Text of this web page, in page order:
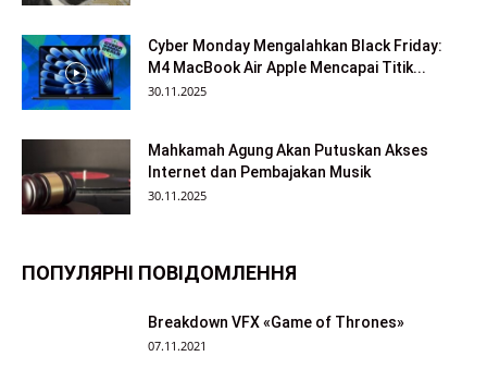
Cyber Monday Mengalahkan Black Friday:
M4 MacBook Air Apple Mencapai Titik...
30.11.2025
Mahkamah Agung Akan Putuskan Akses
Internet dan Pembajakan Musik
30.11.2025
ПОПУЛЯРНІ ПОВІДОМЛЕННЯ
Breakdown VFX «Game of Thrones»
07.11.2021